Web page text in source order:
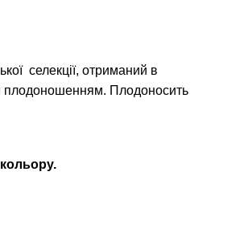
селекції, отриманий в
плодоношенням. Плодоносить